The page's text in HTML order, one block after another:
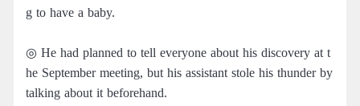
g to have a baby.
◎ He had planned to tell everyone about his discovery at t
he September meeting, but his assistant stole his thunder by
talking about it beforehand.